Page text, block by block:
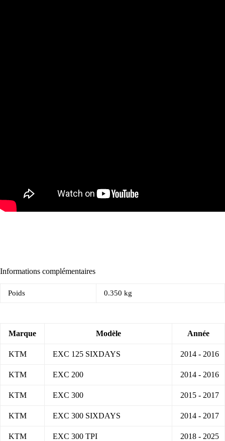
Informations complémentaires
Poids 0.350 kg
Marque Modèle Année
KTM EXC 125 SIXDAYS 2014 - 2016
KTM EXC 200 2014 - 2016
KTM EXC 300 2015 - 2017
KTM EXC 300 SIXDAYS 2014 - 2017
KTM EXC 300 TPI 2018 - 2025